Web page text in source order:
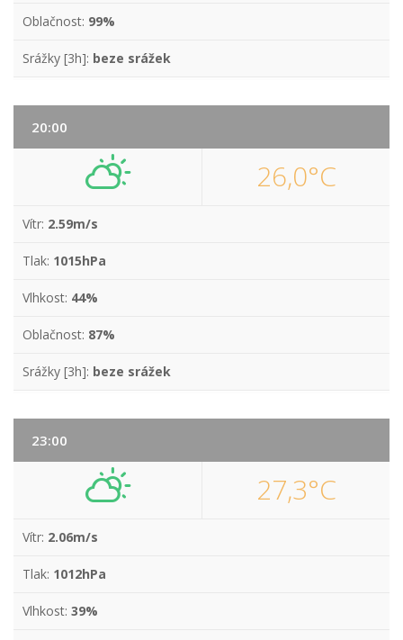
Oblačnost: 99%
Srážky [3h]: beze srážek
20:00
26,0°C
Vítr: 2.59m/s
Tlak: 1015hPa
Vlhkost: 44%
Oblačnost: 87%
Srážky [3h]: beze srážek
23:00
27,3°C
Vítr: 2.06m/s
Tlak: 1012hPa
Vlhkost: 39%